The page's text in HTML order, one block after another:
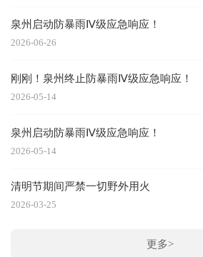
泉州启动防暴雨Ⅳ级应急响应！
2026-06-26
刚刚！泉州终止防暴雨Ⅳ级应急响应！
2026-05-14
泉州启动防暴雨Ⅳ级应急响应！
2026-05-14
清明节期间严禁一切野外用火
2026-03-25
更多>